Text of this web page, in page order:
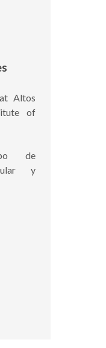
Altos
of
de
y